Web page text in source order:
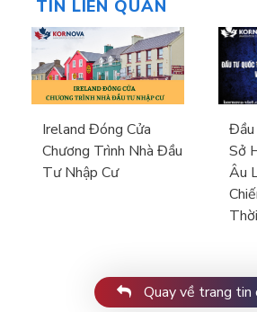
TIN LIÊN QUAN
Ireland Đóng Cửa
Chương Trình Nhà Đầu
Tư Nhập Cư
Đầu
Sở
Âu
Quay về trang tin